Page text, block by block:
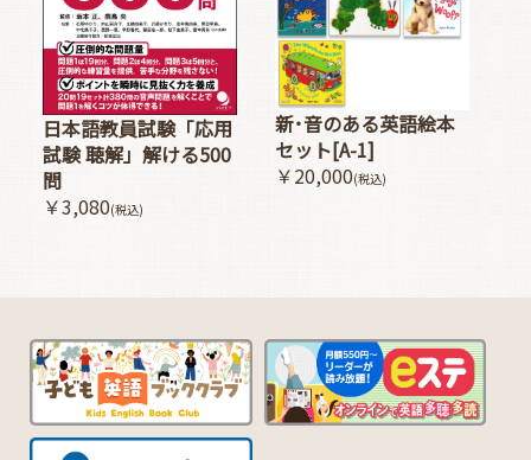
日本語教員試験「応用
試験 聴解」解ける500
問
￥3,080(税込)
新･音のある英語絵本
セット[A-1]
￥20,000(税込)